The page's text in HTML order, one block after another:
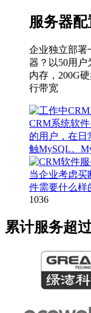
服务器配
企业独立部署
器？以50用
内存，200G
行带宽
CRM系统软
的用户，在日
触MySQL。
当企业考虑买
件需要什么样
1036
累计服务超